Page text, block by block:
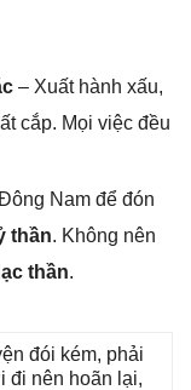
– Xuất hành xấu,
cắp. Mọi việc đều
Nam để đón
thần. Khônɡ nên
thần.
đói kém, phải
đi nên hoãn lại,